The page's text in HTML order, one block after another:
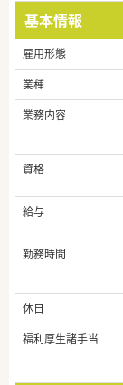
基本情報
雇用形態
業種
業務内容
資格
給与
勤務時間
休日
福利厚生諸手当